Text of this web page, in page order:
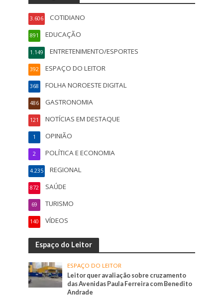
COTIDIANO
3.606
EDUCAÇÃO
891
ENTRETENIMENTO/ESPORTES
1.149
ESPAÇO DO LEITOR
392
FOLHA NOROESTE DIGITAL
368
GASTRONOMIA
486
NOTÍCIAS EM DESTAQUE
121
OPINIÃO
1
POLÍTICA E ECONOMIA
2
REGIONAL
4.235
SAÚDE
872
TURISMO
69
VÍDEOS
140
Espaço do Leitor
ESPAÇO DO LEITOR
Leitor quer avaliação sobre cruzamento
das Avenidas Paula Ferreira com Benedito
Andrade